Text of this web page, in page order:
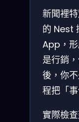
新聞裡
的 Nest
App，
是行銷
後，你
程把「
實際檢查